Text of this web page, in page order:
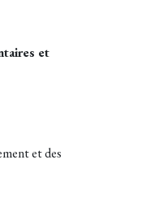
et
et des